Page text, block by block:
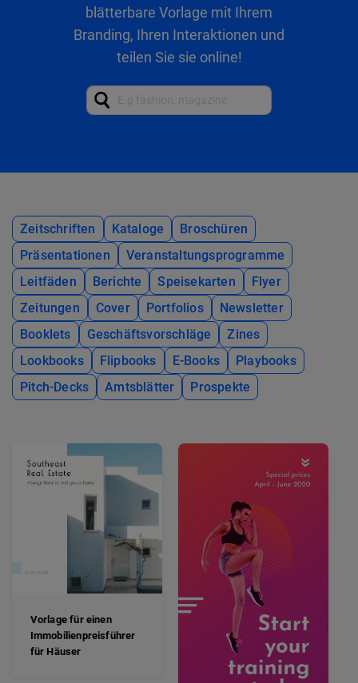
blätterbare Vorlage mit Ihrem
Branding, Ihren Interaktionen und
teilen Sie sie online!
Zeitschriften Kataloge
Broschüren
Präsentationen
Veranstaltungsprogramme
Leitfäden
Berichte Speisekarten
Flyer
Zeitungen
Cover Portfolios
Newsletter
Booklets
Geschäftsvorschläge
Zines
Lookbooks
Flipbooks E-Books
Playbooks
Pitch-Decks
Amtsblätter Prospekte
Vorlage für einen
Immobilienpreisführer
für Häuser